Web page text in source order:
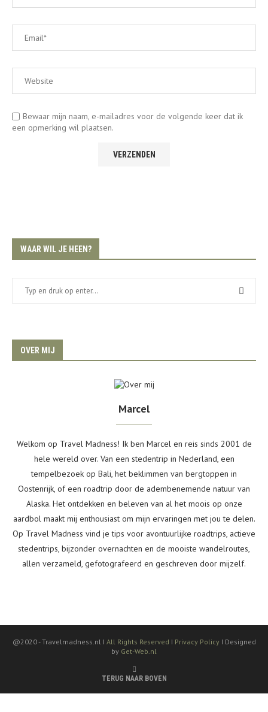
Bewaar mijn naam, e-mailadres voor de volgende keer dat ik
een opmerking wil plaatsen.
WAAR WIL JE HEEN?
OVER MIJ
Marcel
Welkom op Travel Madness! Ik ben Marcel en reis sinds 2001 de
hele wereld over. Van een stedentrip in Nederland, een
tempelbezoek op Bali, het beklimmen van bergtoppen in
Oostenrijk, of een roadtrip door de adembenemende natuur van
Alaska. Het ontdekken en beleven van al het moois op onze
aardbol maakt mij enthousiast om mijn ervaringen met jou te delen.
Op Travel Madness vind je tips voor avontuurlijke roadtrips, actieve
stedentrips, bijzonder overnachten en de mooiste wandelroutes,
allen verzameld, gefotografeerd en geschreven door mijzelf.
@2020 -Travelmadness.nl I All Rights Reserved I Privacy Policy I Designed
by Get-Web.nl
TERUG NAAR BOVEN